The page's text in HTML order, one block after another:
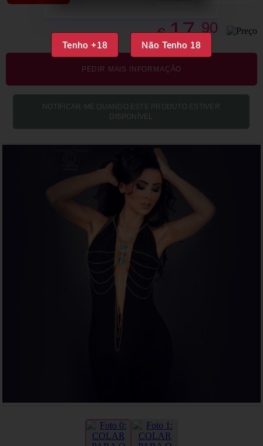
Tenho +18 Não Tenho 18
€17,90
PEDIR MAIS INFORMAÇÃO